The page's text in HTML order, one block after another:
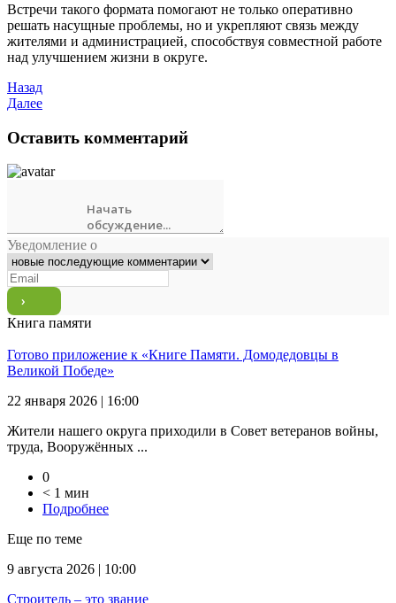
Встречи такого формата помогают не только оперативно
решать насущные проблемы, но и укрепляют связь между
жителями и администрацией, способствуя совместной работе
над улучшением жизни в округе.
Назад
Далее
Оставить комментарий
Уведомление о
Книга памяти
Готово приложение к «Книге Памяти. Домодедовцы в
Великой Победе»
22 января 2026 | 16:00
Жители нашего округа приходили в Совет ветеранов войны,
труда, Вооружённых ...
0
< 1 мин
Подробнее
Еще по теме
9 августа 2026 | 10:00
Строитель – это звание